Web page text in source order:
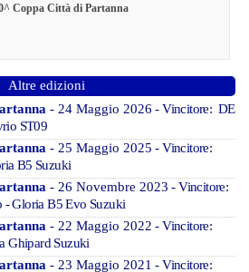
Coppa Città di Partanna
Altre edizioni
- 24 Maggio 2026 - Vincitore: DE
ST09
- 25 Maggio 2025 - Vincitore:
B5 Suzuki
- 26 Novembre 2023 - Vincitore:
Gloria B5 Evo Suzuki
- 22 Maggio 2022 - Vincitore:
Ghipard Suzuki
- 23 Maggio 2021 - Vincitore: